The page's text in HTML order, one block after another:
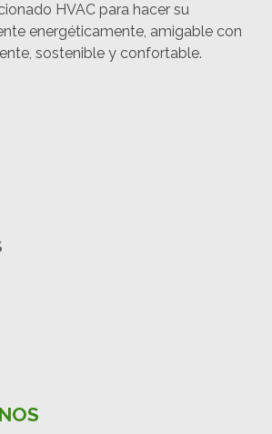
HVAC para hacer su
energéticamente, amigable con
sostenible y confortable.